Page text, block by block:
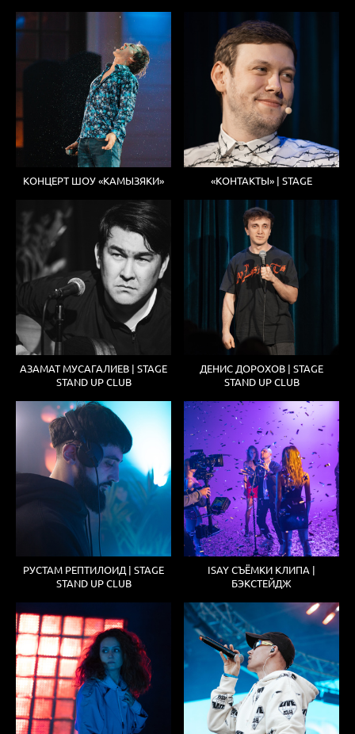
КОНЦЕРТ ШОУ «КАМЫЗЯКИ» «КОНТАКТЫ» | STAGE
АЗАМАТ МУСАГАЛИЕВ | STAGE
STAND UP CLUB
ДЕНИС ДОРОХОВ | STAGE
STAND UP CLUB
РУСТАМ РЕПТИЛОИД | STAGE
STAND UP CLUB
ISAY СЪЁМКИ КЛИПА |
БЭКСТЕЙДЖ